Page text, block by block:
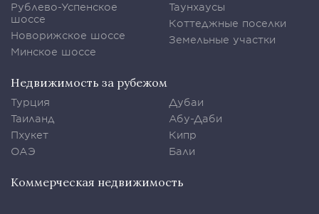
Рублево-Успенское
шоссе
Новорижское шоссе
Минское шоссе
Таунхаусы
Коттеджные поселки
Земельные участки
Недвижимость за рубежом
Турция
Таиланд
Пхукет
ОАЭ
Дубаи
Абу-Даби
Кипр
Бали
Коммерческая недвижимость